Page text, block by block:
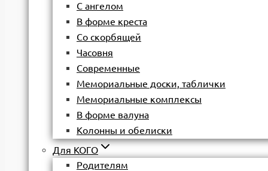
С ангелом
В форме креста
Со скорбящей
Часовня
Современные
Мемориальные доски, таблички
Мемориальные комплексы
В форме валуна
Колонны и обелиски
Для КОГО
Родителям